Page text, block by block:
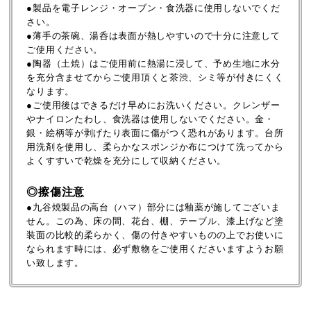
●製品を電子レンジ・オーブン・食洗器に使用しないでくだ
さい。
●薄手の茶碗、湯呑は表面が熱しやすいので十分に注意して
ご使用ください。
●陶器（土焼）はご使用前に熱湯に浸して、予め生地に水分
を充分含ませてからご使用頂くと茶渋、シミ等が付きにくく
なります。
●ご使用後はできるだけ早めにお洗いください。クレンザー
やナイロンたわし、食洗器は使用しないでください。金・
銀・絵柄等が剥げたり表面に傷がつく恐れがあります。台所
用洗剤を使用し、柔らかなスポンジか布につけて洗ってから
よくすすいで乾燥を充分にして収納ください。
◎擦傷注意
●九谷焼製品の高台（ハマ）部分には釉薬が施してございま
せん。この為、床の間、花台、棚、テーブル、漆上げなど塗
装面の比較的柔らかく、傷の付きやすいものの上でお使いに
なられます時には、必ず敷物をご使用くださいますようお願
い致します。